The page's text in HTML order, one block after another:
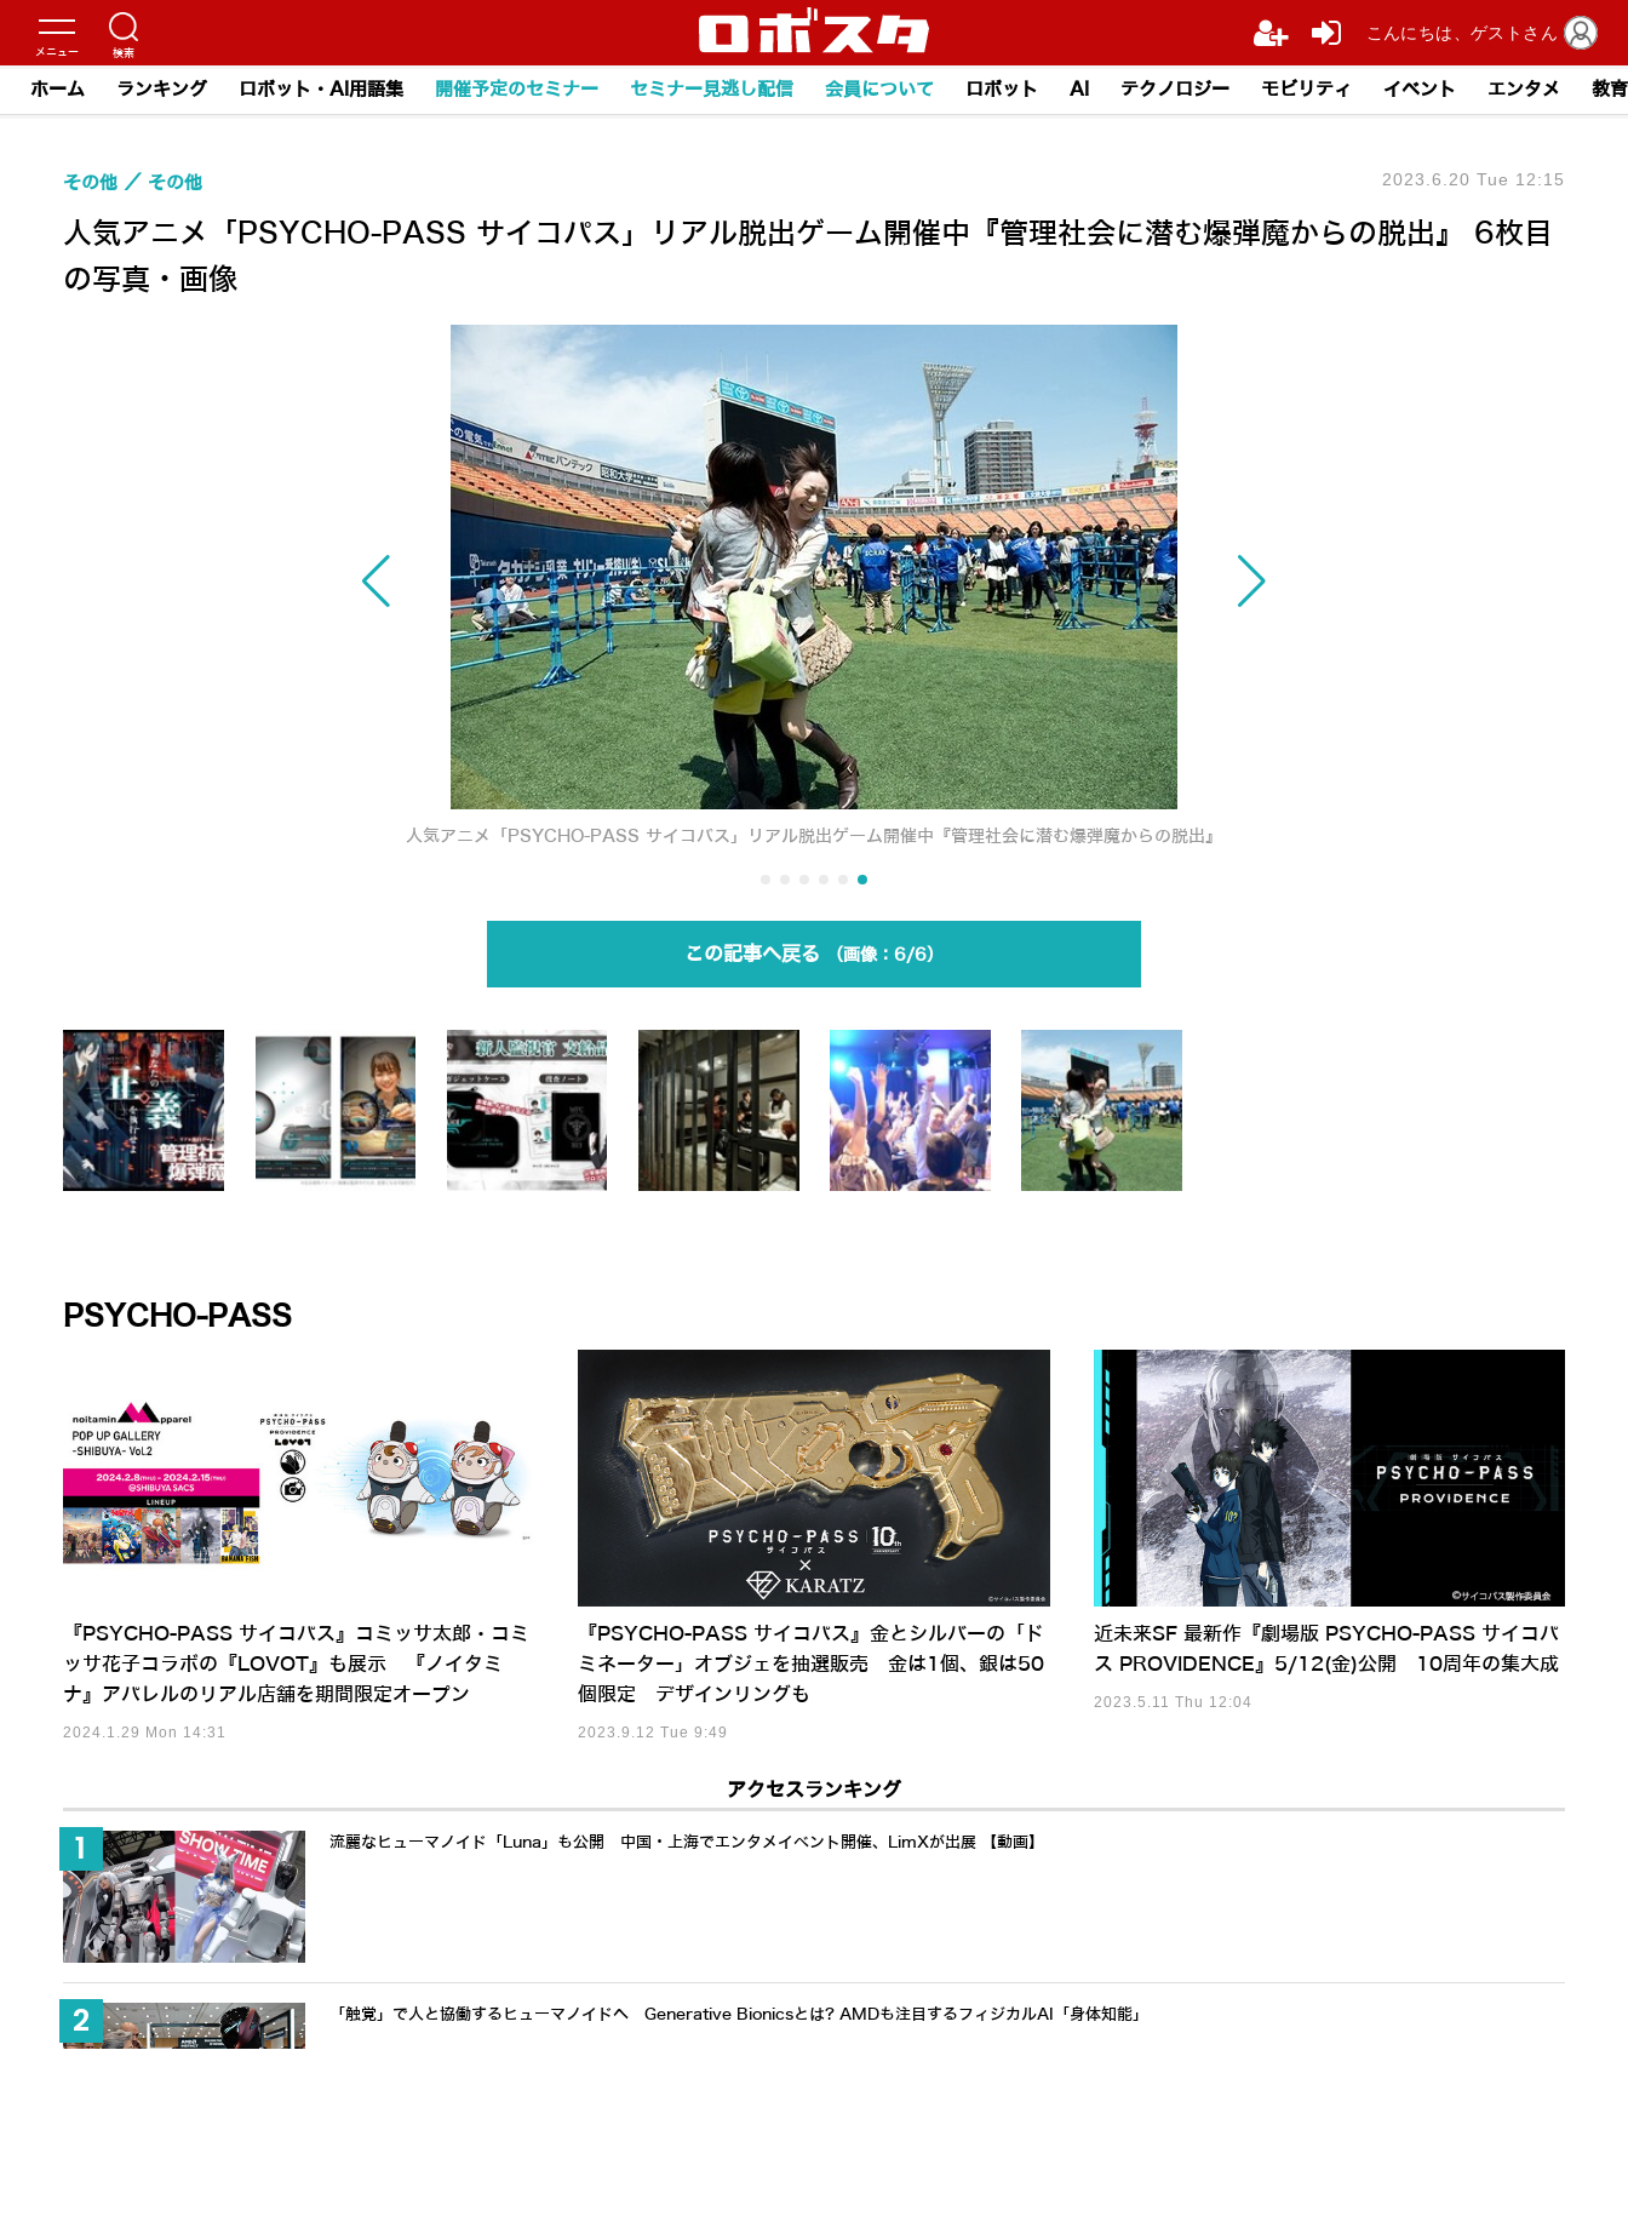
ホーム ランキング ロボット・AI用語集 開催予定のセミナー セミナー見逃し配信 会員について ロボット AI テクノロジー モビリティ イベント エンタメ 教育
人気アニメ「PSYCHO-PASS サイコパス」リアル脱出ゲーム開催中『管理社会に潜む爆弾魔からの脱出』 6枚目
の写真・画像
その他 その他 2023.6.20 Tue 12:15
人気アニメ「PSYCHO-PASS サイコパス」リアル脱出ゲーム開催中『管理社会に潜む爆弾魔からの脱出』
この記事へ戻る 6/6
PSYCHO-PASS
『PSYCHO-PASS サイコパス』コミッサ太郎・コミ
ッサ花子コラボの『LOVOT』も展示 『ノイタミ
ナ』アパレルのリアル店舗を期間限定オープン
2024.1.29 Mon 14:31
『PSYCHO-PASS サイコパス』金とシルバーの「ド
ミネーター」オブジェを抽選販売 金は1個、銀は50
個限定 デザインリングも
2023.9.12 Tue 9:49
近未来SF 最新作『劇場版 PSYCHO-PASS サイコパ
ス PROVIDENCE』5/12(金)公開 10周年の集大成
2023.5.11 Thu 12:04
アクセスランキング
流麗なヒューマノイド「Luna」も公開 中国・上海でエンタメイベント開催、LimXが出展 【動画】
「触覚」で人と協働するヒューマノイドへ Generative Bionicsとは? AMDも注目するフィジカルAI「身体知能」
こんにちは、ゲストさん